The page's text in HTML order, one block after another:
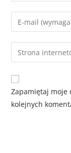
Zapamiętaj moje
kolejnych